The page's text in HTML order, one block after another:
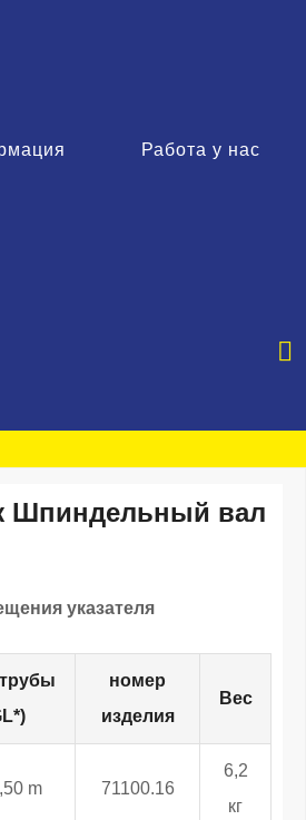
Работа у нас
Шпиндельный вал
указателя
номер
изделия
Вес
m 71100.16
6,2
кг